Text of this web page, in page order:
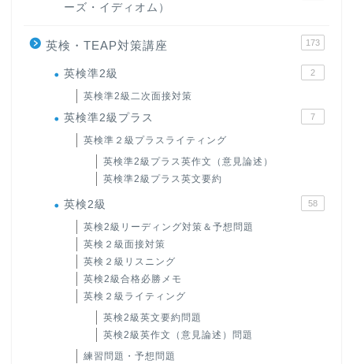
ーズ・イディオム）
英検・TEAP対策講座 173
英検準2級 2
英検準2級二次面接対策
英検準2級プラス 7
英検準２級プラスライティング
英検準2級プラス英作文（意見論述）
英検準2級プラス英文要約
英検2級 58
英検2級リーディング対策＆予想問題
英検２級面接対策
英検２級リスニング
英検2級合格必勝メモ
英検２級ライティング
英検2級英文要約問題
英検2級英作文（意見論述）問題
練習問題・予想問題